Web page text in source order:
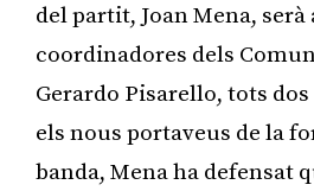
del partit, Joan Mena, serà
coordinadores dels
Gerardo Pisarello, tots
els nous portaveus de la
banda, Mena ha defensat